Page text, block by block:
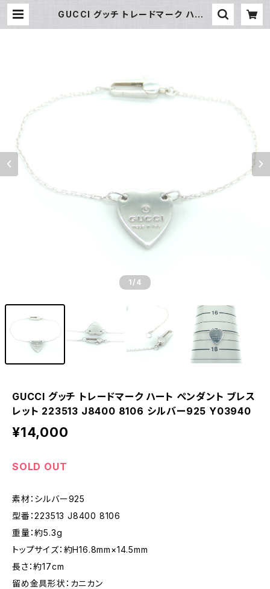
GUCCI グッチ トレードマーク ハート
1 /4
GUCCI グッチ トレードマーク ハート ペンダント ブレス
レット ‎223513 J8400 8106 シルバー925 Y03940
¥14,000
SOLD OUT
素材：シルバー925
型番：‎223513 J8400 8106
重量：約5.3g
トップサイズ：約H16.8mm×14.5mm
長さ：約17cm
留め金具形状：カニカン